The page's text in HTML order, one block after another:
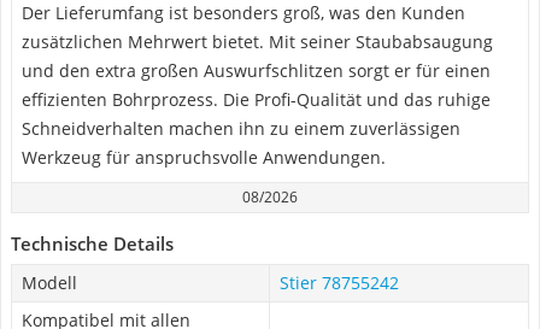
Der Lieferumfang ist besonders groß, was den Kunden
zusätzlichen Mehrwert bietet. Mit seiner Staubabsaugung
und den extra großen Auswurfschlitzen sorgt er für einen
effizienten Bohrprozess. Die Profi-Qualität und das ruhige
Schneidverhalten machen ihn zu einem zuverlässigen
Werkzeug für anspruchsvolle Anwendungen.
08/2026
Technische Details
Modell
Stier ‎78755242
Kompatibel mit allen